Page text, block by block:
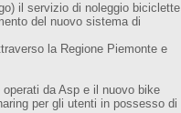
il servizio di noleggio biciclette
del nuovo sistema di
la Regione Piemonte e
da Asp e il nuovo bike
per gli utenti in possesso di